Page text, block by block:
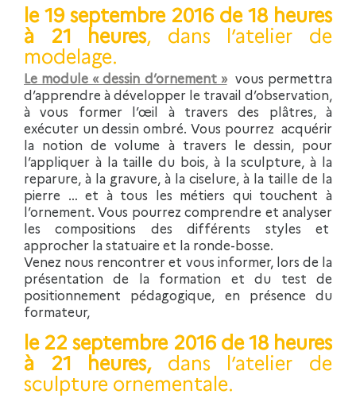
le 19 septembre 2016 de 18 heures
à 21 heures, dans l’atelier de
modelage.
Le module « dessin d’ornement »vous permettra
d’apprendre à développer le travail d’observation,
à vous former l’œil à travers des plâtres, à
exécuter un dessin ombré. Vous pourrez acquérir
la notion de volume à travers le dessin, pour
l’appliquer à la taille du bois, à la sculpture, à la
reparure, à la gravure, à la ciselure, à la taille de la
pierre … et à tous les métiers qui touchent à
l’ornement. Vous pourrez comprendre et analyser
les compositions des différents styles et
approcher la statuaire et la ronde-bosse.
Venez nous rencontrer et vous informer, lors de la
présentation de la formation et du test de
positionnement pédagogique, en présence du
formateur,
le 22 septembre 2016 de 18 heures
à 21 heures,dans l’atelier de
sculpture ornementale.